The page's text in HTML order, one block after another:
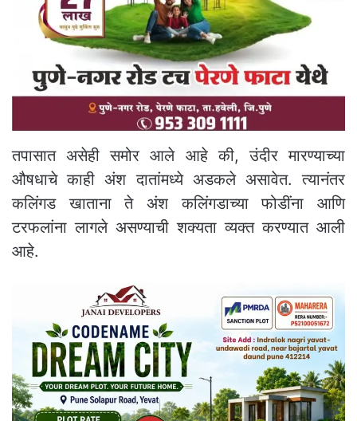
तपासात असेही समोर आले आहे की, उंदीर मारण्याच्या
औषधाचे काही अंश दातांमध्ये अडकले असावेत. त्यानंतर
कलिंगड खाताना ते अंश कलिंगडाच्या फोडींना आणि
टरफलांना लागले असण्याची शक्यता व्यक्त करण्यात आली
आहे.